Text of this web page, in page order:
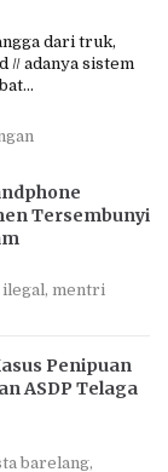
dari truk,
// adanya sistem
Tersembunyi
ilegal mentri
Penipuan
ASDP Telaga
barelang